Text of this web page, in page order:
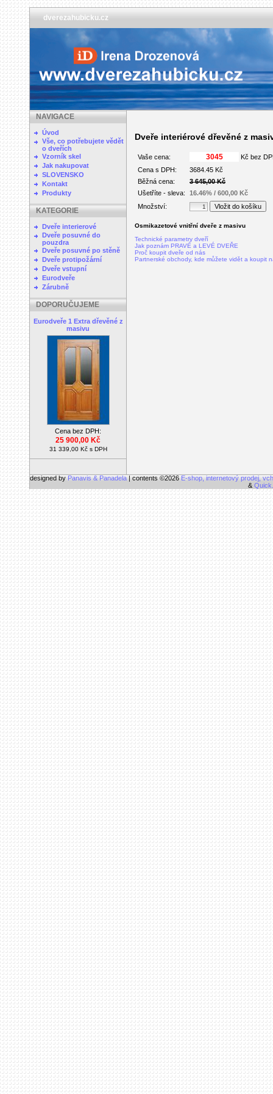
dverezahubicku.cz
NAVIGACE
Úvod
Vše, co potřebujete vědět
o dveřích
Vzorník skel
Jak nakupovat
SLOVENSKO
Kontakt
Produkty
KATEGORIE
Dveře interierové
Dveře posuvné do
pouzdra
Dveře posuvné po stěně
Dveře protipožární
Dveře vstupní
Eurodveře
Zárubně
DOPORUČUJEME
Eurodveře 1 Extra dřevěné z
masivu
Cena bez DPH:
25 900,00 Kč
31 339,00 Kč s DPH
Dveře interiérové dřevěné z
Vaše cena:
Kč bez
Cena s DPH:
3684.45 Kč
Běžná cena:
3 645,00 Kč
Ušetříte - sleva:
16.46% / 600,00 Kč
Množství:
Osmikazetové vnitřní dveře z masivu
Technické parametry dveří
Jak poznám PRAVÉ a LEVÉ DVEŘE
Proč koupit dveře od nás
Partnerské obchody, kde můžete vidět a koupit
designed by Panavis & Panadela | contents ©2026 E-shop, internetový prodej,
&